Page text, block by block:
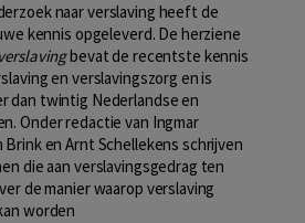
naar verslaving heeft de
kennis opgeleverd. De herziene
bevat de recentste kennis
en verslavingszorg en is
dan twintig Nederlandse en
Onder redactie van Ingmar
Brink en Arnt Schellekens schrijven
die aan verslavingsgedrag ten
de manier waarop verslaving
worden